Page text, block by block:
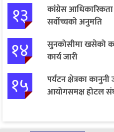
१३
कांग्रेस
सर्वोच्चको अनुमति
१४
सुनकोसीमा खसेको
कार्य जारी
१५
पर्यटन क्षेत्रका
आयोगसमक्ष होटल